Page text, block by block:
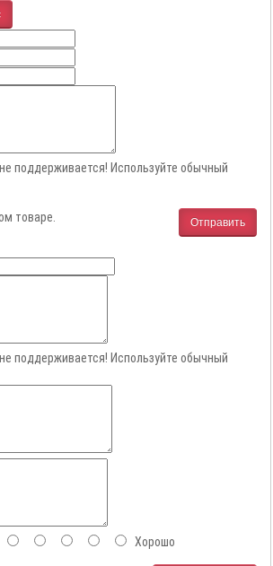
не поддерживается! Используйте обычный
Отправить
товаре.
не поддерживается! Используйте обычный
Хорошо